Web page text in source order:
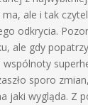
ale i tak
odkrycia.
ale gdy
wspólnoty
sporo
jaki wygląda. Z